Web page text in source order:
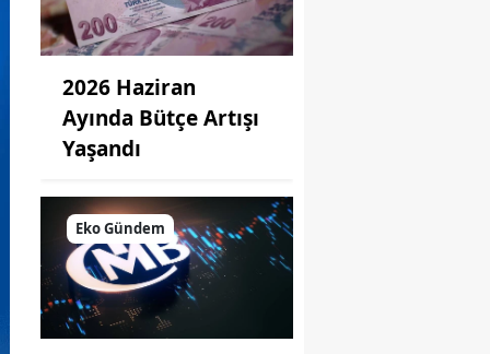
2026 Haziran
Ayında Bütçe Artışı
Yaşandı
Eko Gündem